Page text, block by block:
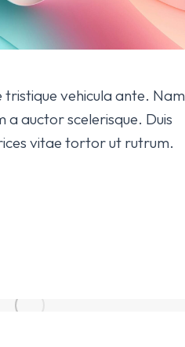
tristique vehicula ante. Nam
a auctor scelerisque. Duis
vitae tortor ut rutrum.